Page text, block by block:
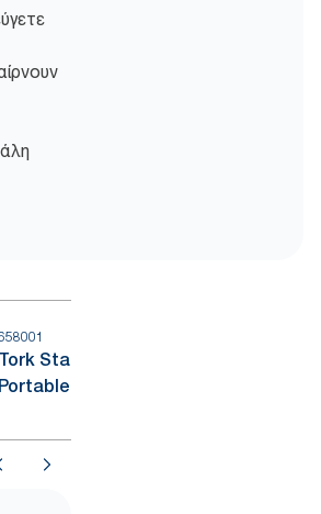
Tork Start Pack για συσκευή
Portable Mini Centerfeed